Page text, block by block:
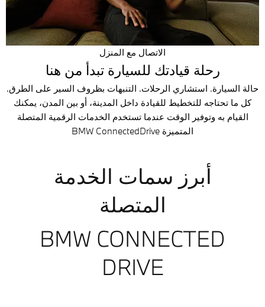
الاتصال مع المنزل
رحلة قيادتك للسيارة تبدأ من هنا
حالة السيارة. استشاري الرحلات. التنبهات بظروف السير على الطرق.
كل ما تحتاجه للتخطيط للقيادة داخل المدينة، أو بين المدن، يمكنك
القيام به وتوفير الوقت عندما تستخدم الخدمات الرقمية المتصلة
المتميزة BMW ConnectedDrive
أبرز سمات الخدمة
المتصلة
BMW CONNECTED
DRIVE